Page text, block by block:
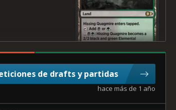
de drafts y partidas
hace más de 1 año